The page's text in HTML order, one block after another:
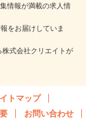
情報が満載の求人情
をお届けしていま
式会社クリエイトが
トマップ
お問い合わせ